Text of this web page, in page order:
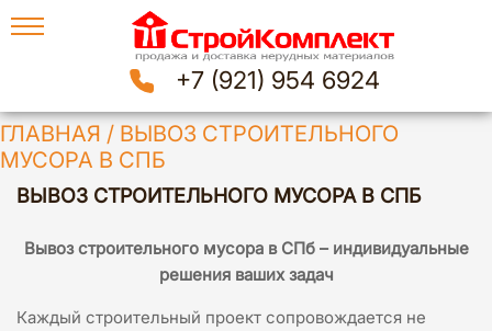
+7 (921) 954 6924
ГЛАВНАЯ / ВЫВОЗ СТРОИТЕЛЬНОГО
МУСОРА В СПБ
ВЫВОЗ СТРОИТЕЛЬНОГО МУСОРА В СПБ
Вывоз строительного мусора в СПб – индивидуальные
решения ваших задач
Каждый строительный проект сопровождается не